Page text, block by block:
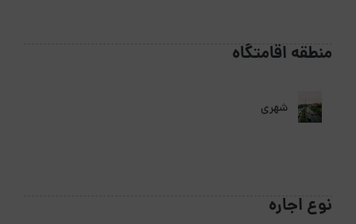
منطقه اقامتگاه
شهری
نوع اجاره